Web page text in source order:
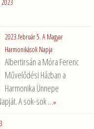
2023.február 5. A Magyar
Harmonikások Napja
Albertirsán a Móra Ferenc
Művelődési Házban a
Harmonika Ünnepe
A sok-sok …»